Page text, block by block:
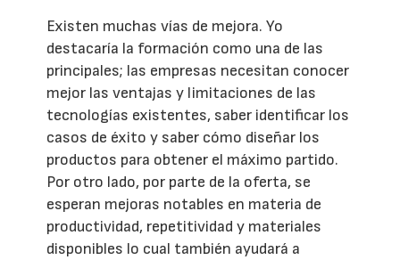
Existen muchas vías de mejora. Yo
destacaría la formación como una de las
principales; las empresas necesitan conocer
mejor las ventajas y limitaciones de las
tecnologías existentes, saber identificar los
casos de éxito y saber cómo diseñar los
productos para obtener el máximo partido.
Por otro lado, por parte de la oferta, se
esperan mejoras notables en materia de
productividad, repetitividad y materiales
disponibles lo cual también ayudará a